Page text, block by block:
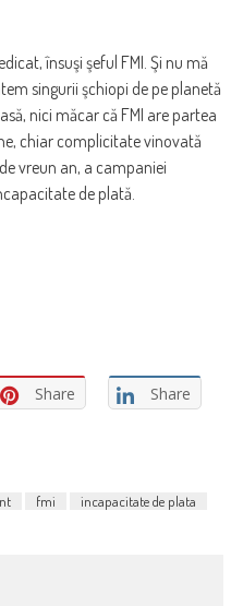
însuşi şeful FMI. Şi nu mă
singurii şchiopi de pe planetă
nici măcar că FMI are partea
chiar complicitate vinovată
vreun an, a campaniei
de plată.
Share Share
fmi
incapacitate de plata